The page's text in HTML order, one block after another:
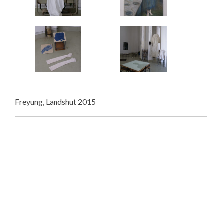
Freyung, Landshut 2015